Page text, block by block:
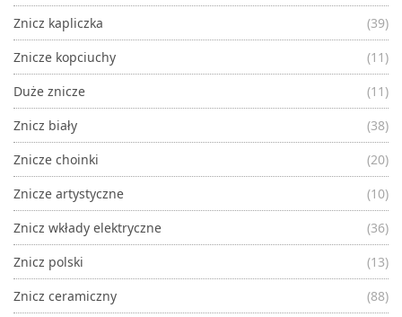
Znicz kapliczka
(39)
Znicze kopciuchy
(11)
Duże znicze
(11)
Znicz biały
(38)
Znicze choinki
(20)
Znicze artystyczne
(10)
Znicz wkłady elektryczne
(36)
Znicz polski
(13)
Znicz ceramiczny
(88)